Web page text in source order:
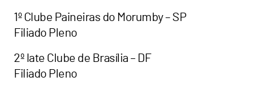
1º Clube Paineiras do Morumby – SP
Filiado Pleno
2º Iate Clube de Brasília – DF
Filiado Pleno